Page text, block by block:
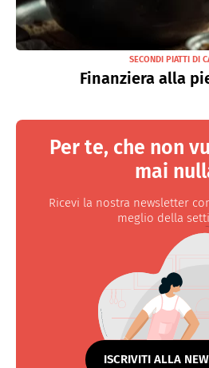
SECONDI PIATTI DI
Finanziera alla
Per te, che non
mai
Ricevi la nostra newsletter
meglio della
ISCRIVITI ALLA